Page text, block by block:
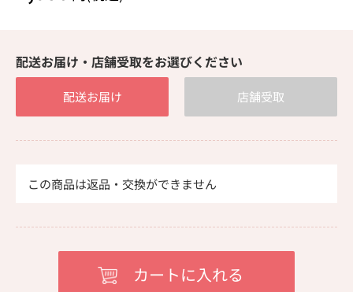
配送お届け・店舗受取をお選びください
配送お届け 店舗受取
この商品は返品・交換ができません